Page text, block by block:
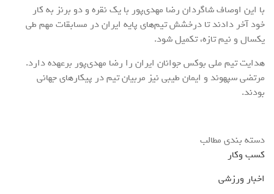
با این اوصاف شاگردان رضا مهدی‌پور با یک نقره و دو برنز به کار
خود آخر دادند تا درخشش تیم‌های پایه ایران در مسابقات مهم طی
یکسال و نیم تازه، تکمیل شود.
هدایت تیم ملی بوکس جوانان ایران را رضا مهدی‌پور برعهده دارد.
مرتضی سپهوند و ایمان طیبی نیز مربیان تیم در پیکارهای جهانی
بودند.
دسته بندی مطالب
کسب وکار
اخبار ورزشی